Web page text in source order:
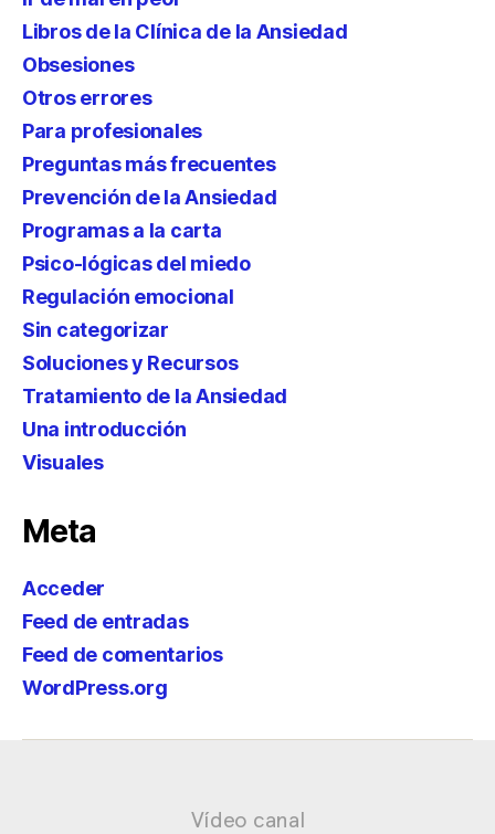
Libros de la Clínica de la Ansiedad
Obsesiones
Otros errores
Para profesionales
Preguntas más frecuentes
Prevención de la Ansiedad
Programas a la carta
Psico-lógicas del miedo
Regulación emocional
Sin categorizar
Soluciones y Recursos
Tratamiento de la Ansiedad
Una introducción
Visuales
Meta
Acceder
Feed de entradas
Feed de comentarios
WordPress.org
Vídeo canal